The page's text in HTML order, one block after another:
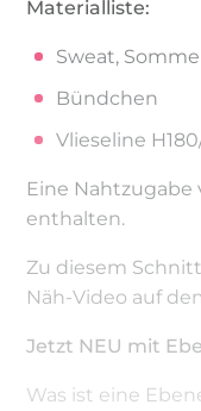
Materialliste:
Sweat,
Bündchen
Vlieseline
Eine Nahtzugabe
enthalten.
Zu diesem
Näh-Video auf
Jetzt NEU mit
Was ist eine